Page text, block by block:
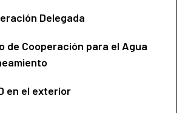
Delegada
de Cooperación para el Agua
en el exterior